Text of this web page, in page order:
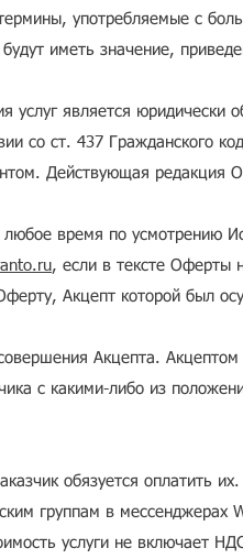
употребляемые с
иметь значение,
услуг является юридически
со ст. 437 Гражданского
Действующая редакция
время по усмотрению
, если в тексте Оферты
Акцепт которой был
Акцепта.
с какими-либо из
обязуется оплатить их.
группам в мессенджерах
услуги не включает